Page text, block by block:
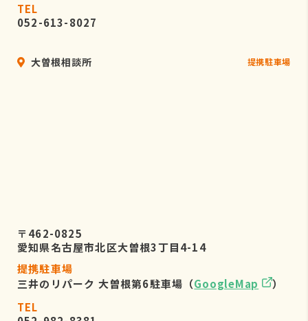
TEL
052-613-8027
大曽根相談所 提携駐車場
〒462-0825
愛知県名古屋市北区大曽根3丁目4-14
提携駐車場
三井のリパーク 大曽根第6駐車場（GoogleMap
）
TEL